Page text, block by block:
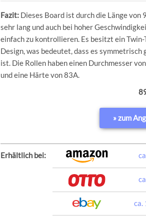
Dieses Board ist durch die Länge von
sehr lang und auch bei hoher
einfach zu kontrollieren. Es besitzt ein Twin-
Design, was bedeutet, dass es symmetrisch
ist. Die Rollen haben einen Durchmesser
und eine Härte von 83A.
» zum
Erhältlich bei:
ca.